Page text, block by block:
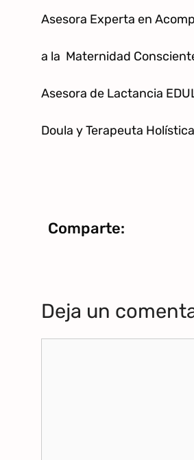
Asesora Experta en
a la Maternidad
Asesora de Lactancia
Doula y Terapeuta Holística
Comparte:
Deja un